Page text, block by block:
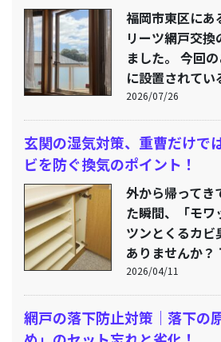
福岡市東区にあ
リーツ網戸交
ました。 今回
に設置されて
2026/07/26
玄関の湿気対策、重曹だけで
ビを防ぐ換気のポイント！
外から帰ってき
た瞬間、「モワ
ツンとくるカビ
ありませんか
2026/04/11
網戸の落下防止対策｜落下の